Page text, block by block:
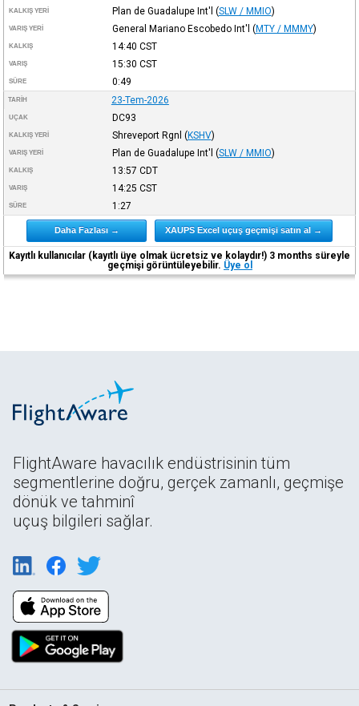
KALKIŞ YERI Plan de Guadalupe Int'l (SLW / MMIO)
VARIŞ YERI General Mariano Escobedo Int'l (MTY / MMMY)
KALKIŞ 14:40 CST
VARIŞ 15:30 CST
SÜRE 0:49
TARIH 23-Tem-2026
UÇAK DC93
KALKIŞ YERI Shreveport Rgnl (KSHV)
VARIŞ YERI Plan de Guadalupe Int'l (SLW / MMIO)
KALKIŞ 13:57 CDT
VARIŞ 14:25 CST
SÜRE 1:27
Daha Fazlası → XAUPS Excel uçuş geçmişi satın al →
Kayıtlı kullanıcılar (kayıtlı üye olmak ücretsiz ve kolaydır!) 3 months süreyle
geçmişi görüntüleyebilir. Üye ol
FlightAware havacılık endüstrisinin tüm
segmentlerine doğru, gerçek zamanlı, geçmişe
dönük ve tahminî
uçuş bilgileri sağlar.